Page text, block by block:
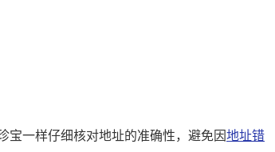
宝一样仔细核对地址的准确性，避免因地址错